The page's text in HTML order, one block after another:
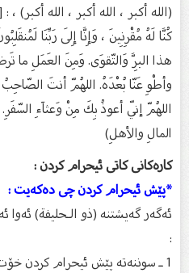
(الله أكبر ، الله أكبر ، الله أكبر)
كُنَّا لَهُ مُقْرِنِينَ ، وَإِنَّا إِلَى رَبِّنَا
هذا البِرَّ وَالتّقوَى. وَمِنَ العَمَلِ ما
وأطْوِ عَنّا بُعْدَهُ. اللهُمّ أنتَ الصّاحِبُ
اللهُمّ إنّي أعوذُ بِكَ مِنْ وَعثآءِ السّفَرِ.
المالِ والأهلِ)
كارەكانی كاتی ئیحرام كردن :
*پێش ئیحرام كردن چی دەكەیت :
ئەگەر گەیشتنە (ذو الـحليفة) ئەوا